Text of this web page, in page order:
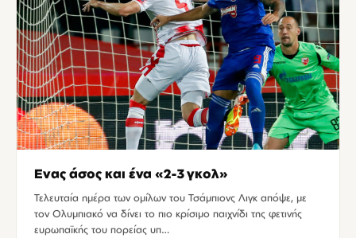
Ενας άσος και ένα «2-3 γκολ»
Τελευταία ημέρα των ομίλων του Τσάμπιονς Λιγκ απόψε, με
τον Ολυμπιακό να δίνει το πιο κρίσιμο παιχνίδι της φετινής
ευρωπαϊκής του πορείας υπ…